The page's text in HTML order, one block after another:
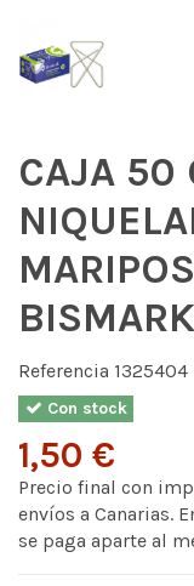
CAJA 50
Referencia 1325404
Con stock
1,50 €
Precio final con
envíos a Canarias.
se paga aparte al